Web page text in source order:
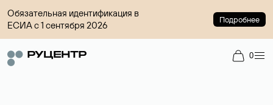
Обязательная идентификация в
ЕСИА с 1 сентября 2026
Подробнее
0